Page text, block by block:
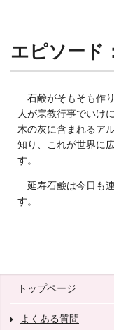
エピソード
石鹸がそもそも作
人が宗教行事でいけ
木の灰に含まれるア
知り、これが世界に
す。
延寿石鹸は今日も
す。
トップページ
よくある質問